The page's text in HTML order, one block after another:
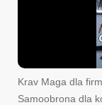
Krav Maga dla firm
Samoobrona dla